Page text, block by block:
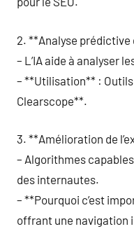
2. **Analyse
– L’IA aide à analyser
– **Utilisation** :
Clearscope**.
3. **Amélioration de
– Algorithmes
des internautes.
– **Pourquoi c’est
offrant une navigation